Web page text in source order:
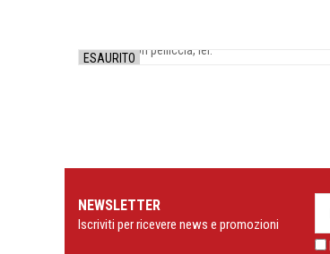
ESAURITO
NEWSLETTER
Iscriviti per ricevere news e promozioni